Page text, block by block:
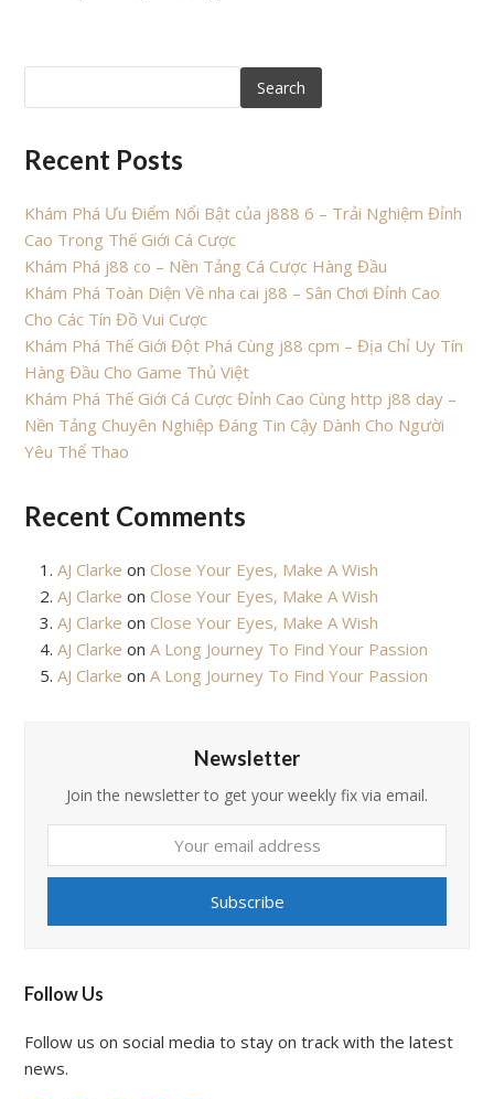
Search
Recent Posts
Khám Phá Ưu Điểm Nổi Bật của j888 6 – Trải Nghiệm Đỉnh
Cao Trong Thế Giới Cá Cược
Khám Phá j88 co – Nền Tảng Cá Cược Hàng Đầu
Khám Phá Toàn Diện Về nha cai j88 – Sân Chơi Đỉnh Cao
Cho Các Tín Đồ Vui Cược
Khám Phá Thế Giới Đột Phá Cùng j88 cpm – Địa Chỉ Uy Tín
Hàng Đầu Cho Game Thủ Việt
Khám Phá Thế Giới Cá Cược Đỉnh Cao Cùng http j88 day –
Nền Tảng Chuyên Nghiệp Đáng Tin Cậy Dành Cho Người
Yêu Thể Thao
Recent Comments
AJ Clarke on Close Your Eyes, Make A Wish
AJ Clarke on Close Your Eyes, Make A Wish
AJ Clarke on Close Your Eyes, Make A Wish
AJ Clarke onA Long Journey To Find Your Passion
AJ Clarke onA Long Journey To Find Your Passion
Newsletter
Join the newsletter to get your weekly fix via email.
email
Subscribe
Follow Us
Follow us on social media to stay on track with the latest
news.